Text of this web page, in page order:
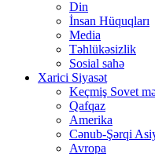
Din
İnsan Hüquqları
Media
Təhlükəsizlik
Sosial sahə
Xarici Siyasət
Keçmiş Sovet
Qafqaz
Amerika
Cənub-Şərqi
Avropa